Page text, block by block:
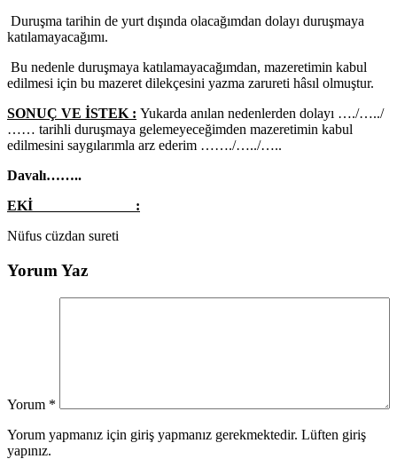
Duruşma tarihin de yurt dışında olacağımdan dolayı duruşmaya
katılamayacağımı.
Bu nedenle duruşmaya katılamayacağımdan, mazeretimin kabul
edilmesi için bu mazeret dilekçesini yazma zarureti hâsıl olmuştur.
SONUÇ VE İSTEK : Yukarda anılan nedenlerden dolayı …./…../
…… tarihli duruşmaya gelemeyeceğimden mazeretimin kabul
edilmesini saygılarımla arz ederim ……./…../…..
Davalı……..
EKİ :
Nüfus cüzdan sureti
Yorum Yaz
Yorum *
Yorum yapmanız için giriş yapmanız gerekmektedir. Lüften giriş
yapınız.